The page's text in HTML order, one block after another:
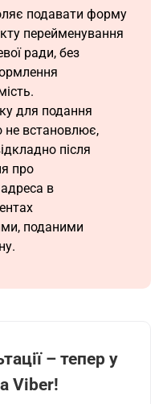
подавати форму
перейменування
ради, без
для подання
встановлює,
після
про
в
поданими
– тепер у
Viber!